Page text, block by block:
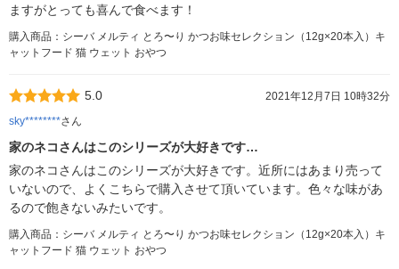
ますがとっても喜んで食べます！
購入商品：シーバ メルティ とろ〜り かつお味セレクション（12g×20本入）キ
ャットフード 猫 ウェット おやつ
5.0
2021年12月7日 10時32分
sky********さん
家のネコさんはこのシリーズが大好きです…
家のネコさんはこのシリーズが大好きです。近所にはあまり売って
いないので、よくこちらで購入させて頂いています。色々な味があ
るので飽きないみたいです。
購入商品：シーバ メルティ とろ〜り かつお味セレクション（12g×20本入）キ
ャットフード 猫 ウェット おやつ